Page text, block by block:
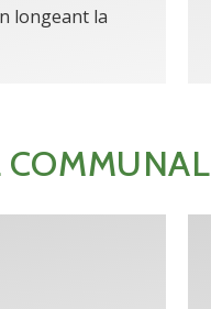
longeant la
COMMUNAL